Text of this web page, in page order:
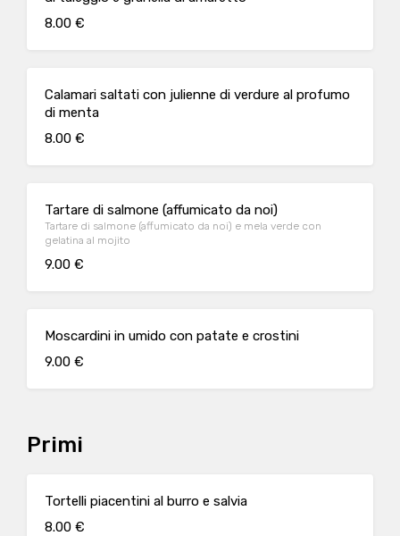
8.00 €
Calamari saltati con julienne di verdure al profumo
di menta
8.00 €
Tartare di salmone (affumicato da noi)
Tartare di salmone (affumicato da noi) e mela verde con
gelatina al mojito
9.00 €
Moscardini in umido con patate e crostini
9.00 €
Primi
Tortelli piacentini al burro e salvia
8.00 €